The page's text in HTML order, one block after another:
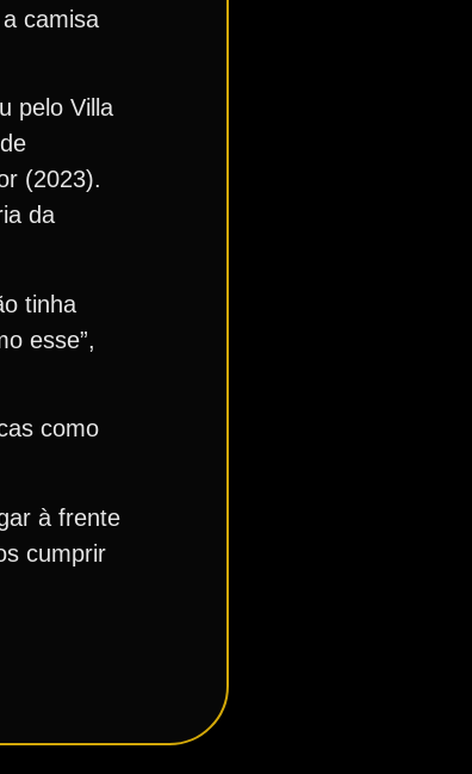
camisa
pelo Villa
(2023).
da
tinha
esse”,
como
à frente
cumprir